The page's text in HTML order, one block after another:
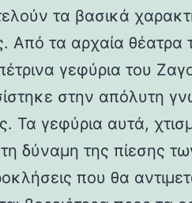
τα βασικά
Από τα αρχαία θέατρα
γεφύρια του
στην απόλυτη
Τα γεφύρια αυτά,
δύναμη της πίεσης
που θα